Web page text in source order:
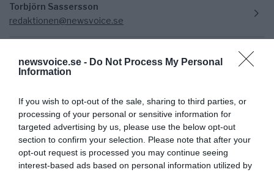
newsvoice.se - Do Not Process My Personal
Information
If you wish to opt-out of the sale, sharing to third parties, or
processing of your personal or sensitive information for
targeted advertising by us, please use the below opt-out
section to confirm your selection. Please note that after your
opt-out request is processed you may continue seeing
interest-based ads based on personal information utilized by
Torbjörn Sassersson
redaktionen@newsvoice.se
Ämnen: samhällsnytt